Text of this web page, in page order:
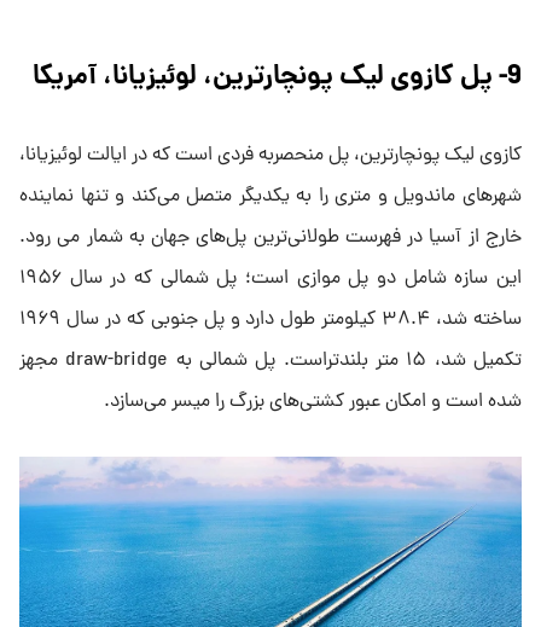
9- پل کازوی لیک پونچارترین، لوئیزیانا، آمریکا
کازوی لیک پونچارترین، پل منحصربه فردی است که در ایالت لوئیزیانا،
شهرهای ماندویل و متری را به یکدیگر متصل می‌کند و تنها نماینده
خارج از آسیا در فهرست طولانی‌ترین پل‌های جهان به شمار می رود.
این سازه شامل دو پل موازی است؛ پل شمالی که در سال ۱۹۵۶
ساخته شد، ۳۸.۴ کیلومتر طول دارد و پل جنوبی که در سال ۱۹۶۹
تکمیل شد، ۱۵ متر بلندتراست. پل شمالی به draw-bridge مجهز
شده است و امکان عبور کشتی‌های بزرگ را میسر می‌سازد.